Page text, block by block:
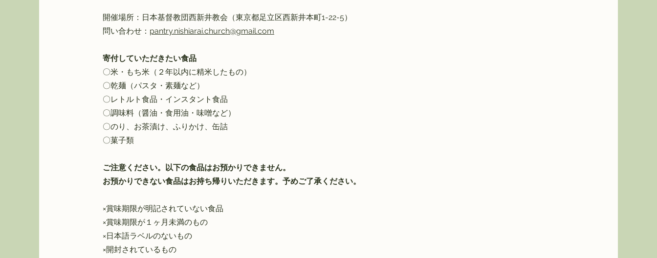
開催場所：日本基督教団西新井教会（東京都足立区西新井本町1-22-5）
​問い合わせ： pantry.nishiarai.church@gmail.com
寄付していただきたい食品
〇米・もち米（２年以内に精米したもの）
〇乾麺（パスタ・素麺など）
〇レトルト食品・インスタント食品
〇調味料（醤油・食用油・味噌など）
〇のり、お茶漬け、ふりかけ、缶詰
〇菓子類​
ご注意ください。以下の食品はお預かりできません。
お預かりできない食品はお持ち帰りいただきます。予めご了承ください。
​×賞味期限が明記されていない食品
×賞味期限が１ヶ月未満のもの
×日本語ラベルのないもの
×開封されているもの